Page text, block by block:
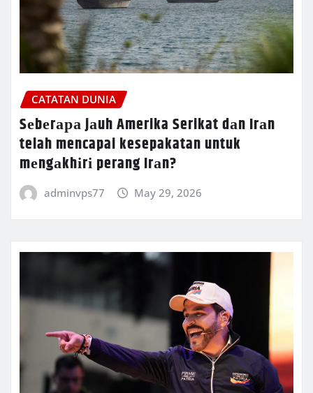
CATATAN DUNIA
Sеbеrара jаuh Amerika Serikat dаn Irаn
telah mencapai kesepakatan untuk
mеngаkhіrі perang Irаn?
adminvps77 May 29, 2026